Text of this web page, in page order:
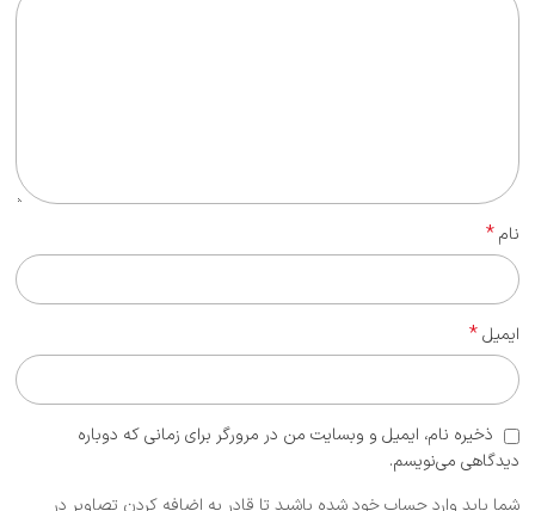
نام*
ایمیل*
ذخیره نام، ایمیل و وبسایت من در مرورگر برای زمانی که دوباره
دیدگاهی می‌نویسم.